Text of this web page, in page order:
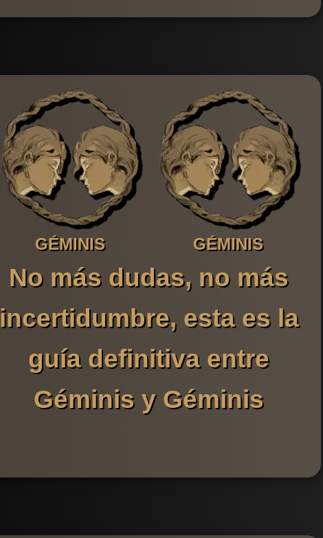
GÉMINIS GÉMINIS
No más dudas, no más
incertidumbre, esta es la
guía definitiva entre
Géminis y Géminis